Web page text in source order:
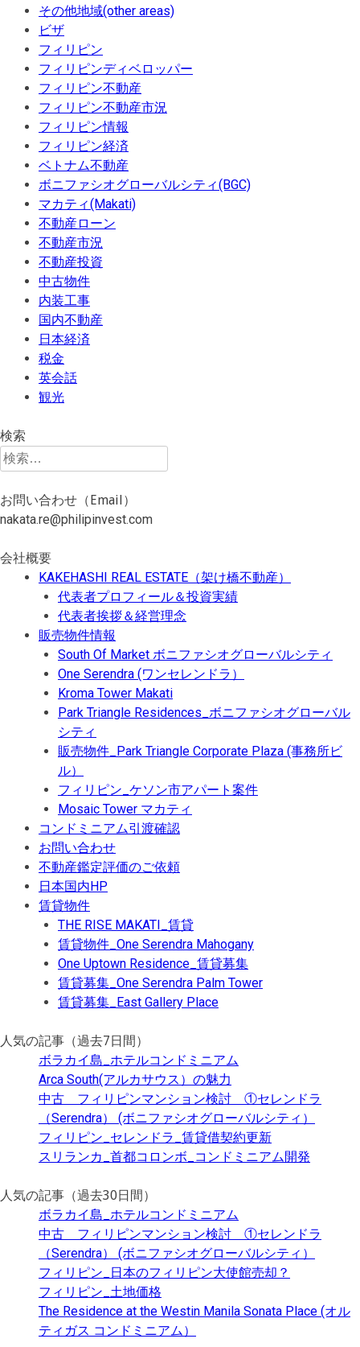
その他地域(other areas)
ビザ
フィリピン
フィリピンディベロッパー
フィリピン不動産
フィリピン不動産市況
フィリピン情報
フィリピン経済
ベトナム不動産
ボニファシオグローバルシティ(BGC)
マカティ(Makati)
不動産ローン
不動産市況
不動産投資
中古物件
内装工事
国内不動産
日本経済
税金
英会話
観光
検索
検
索:
お問い合わせ（Email）
nakata.re@philipinvest.com
会社概要
KAKEHASHI REAL ESTATE（架け橋不動産）
代表者プロフィール＆投資実績
代表者挨拶＆経営理念
販売物件情報
South Of Market ボニファシオグローバルシティ
One Serendra (ワンセレンドラ）
Kroma Tower Makati
Park Triangle Residences_ボニファシオグローバル
シティ
販売物件_Park Triangle Corporate Plaza (事務所ビ
ル）
フィリピン_ケソン市アパート案件
Mosaic Tower マカティ
コンドミニアム引渡確認
お問い合わせ
不動産鑑定評価のご依頼
日本国内HP
賃貸物件
THE RISE MAKATI_賃貸
賃貸物件_One Serendra Mahogany
One Uptown Residence_賃貸募集
賃貸募集_One Serendra Palm Tower
賃貸募集_East Gallery Place
人気の記事（過去7日間）
ボラカイ島_ホテルコンドミニアム
Arca South(アルカサウス）の魅力
中古 フィリピンマンション検討 ①セレンドラ
（Serendra） (ボニファシオグローバルシティ）
フィリピン_セレンドラ_賃貸借契約更新
スリランカ_首都コロンボ_コンドミニアム開発
人気の記事（過去30日間）
ボラカイ島_ホテルコンドミニアム
中古 フィリピンマンション検討 ①セレンドラ
（Serendra） (ボニファシオグローバルシティ）
フィリピン_日本のフィリピン大使館売却？
フィリピン_土地価格
The Residence at the Westin Manila Sonata Place (オル
ティガス コンドミニアム）